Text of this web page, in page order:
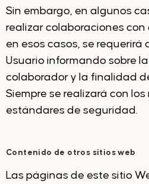
Sin embargo, en algunos
realizar colaboraciones con
en esos casos, se requerirá
Usuario informando sobre
colaborador y la finalidad
Siempre se realizará con
estándares de seguridad.
Contenido de otros sitios web
Las páginas de este sitio